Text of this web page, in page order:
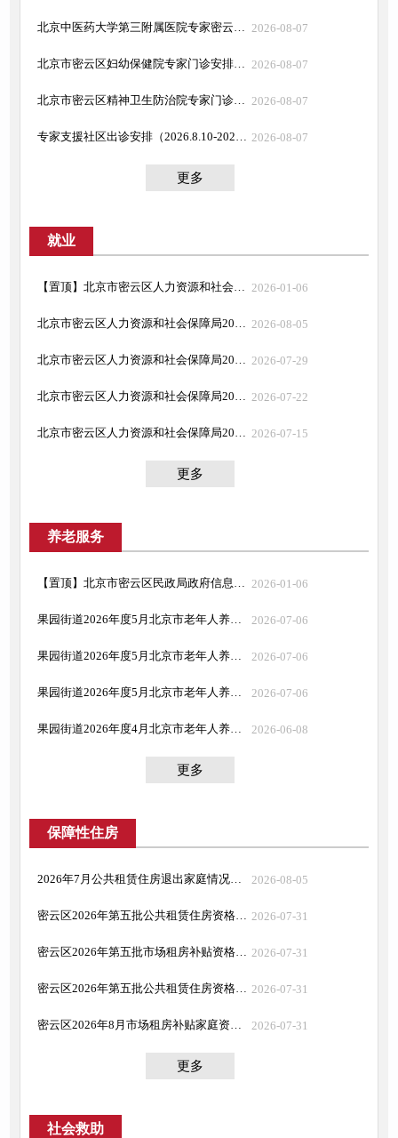
北京中医药大学第三附属医院专家密云院区出诊安排（2026.8.10-2026.8.16） 2026-08-07
北京市密云区妇幼保健院专家门诊安排（2026.8.10-2026.8.16） 2026-08-07
北京市密云区精神卫生防治院专家门诊安排（2026.8.10-2026.8.16） 2026-08-07
专家支援社区出诊安排（2026.8.10-2026.8.16） 2026-08-07
更多
就业
【置顶】北京市密云区人力资源和社会保障局政府信息主动公开全清单（政务公开标准） 2026-01-06
北京市密云区人力资源和社会保障局2026年8月12日现场招聘会岗位信息 2026-08-05
北京市密云区人力资源和社会保障局2026年8月5日现场招聘会岗位信息 2026-07-29
北京市密云区人力资源和社会保障局2026年7月29日现场招聘会岗位信息 2026-07-22
北京市密云区人力资源和社会保障局2026年7月22日现场招聘会岗位信息 2026-07-15
更多
养老服务
【置顶】北京市密云区民政局政府信息主动公开全清单（政务公开标准） 2026-01-06
果园街道2026年度5月北京市老年人养老服务补贴津贴（困难老人） 2026-07-06
果园街道2026年度5月北京市老年人养老服务补贴津贴（失能老人） 2026-07-06
果园街道2026年度5月北京市老年人养老服务补贴津贴（高龄老人） 2026-07-06
果园街道2026年度4月北京市老年人养老服务补贴津贴（困难老人） 2026-06-08
更多
保障性住房
2026年7月公共租赁住房退出家庭情况公示 2026-08-05
密云区2026年第五批公共租赁住房资格、市场租房补贴资格已备案家庭变更审核公示 2026-07-31
密云区2026年第五批市场租房补贴资格审核公示 2026-07-31
密云区2026年第五批公共租赁住房资格审核公示 2026-07-31
密云区2026年8月市场租房补贴家庭资格复核公告.doc 2026-07-31
更多
社会救助